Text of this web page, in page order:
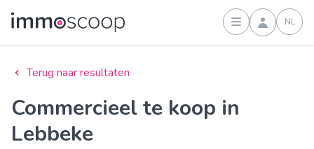
Inloggen
NL
Terug naar resultaten
Commercieel te koop in
Lebbeke